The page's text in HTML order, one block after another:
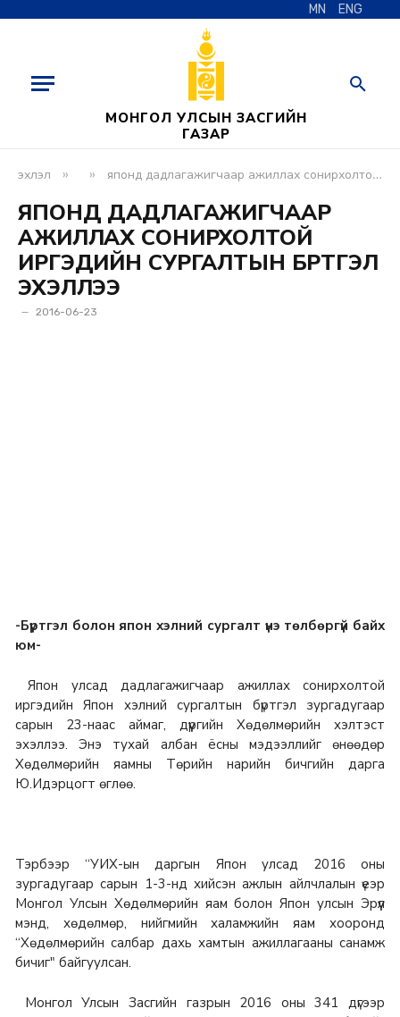
MN ENG
МОНГОЛ УЛСЫН ЗАСГИЙН
ГАЗАР
эхлэл » » японд дадлагажигчаар ажиллах сонирхолтой иргэдийн сургалтын бүртгэл эхэллээ
ЯПОНД ДАДЛАГАЖИГЧААР
АЖИЛЛАХ СОНИРХОЛТОЙ
ИРГЭДИЙН СУРГАЛТЫН БҮРТГЭЛ
ЭХЭЛЛЭЭ
2016-06-23
-Бүртгэл болон япон хэлний сургалт үнэ төлбөргүй байх
юм-
Япон улсад дадлагажигчаар ажиллах сонирхолтой
иргэдийн Япон хэлний сургалтын бүртгэл зургадугаар
сарын 23-наас аймаг, дүүргийн Хөдөлмөрийн хэлтэст
эхэллээ. Энэ тухай албан ёсны мэдээллийг өнөөдөр
Хөдөлмөрийн яамны Төрийн нарийн бичгийн дарга
Ю.Идэрцогт өглөө.
Тэрбээр “УИХ-ын даргын Япон улсад 2016 оны
зургадугаар сарын 1-3-нд хийсэн ажлын айлчлалын үеэр
Монгол Улсын Хөдөлмөрийн яам болон Япон улсын Эрүүл
мэнд, хөдөлмөр, нийгмийн халамжийн яам хооронд
“Хөдөлмөрийн салбар дахь хамтын ажиллагааны санамж
бичиг" байгуулсан.
Монгол Улсын Засгийн газрын 2016 оны 341 дүгээр